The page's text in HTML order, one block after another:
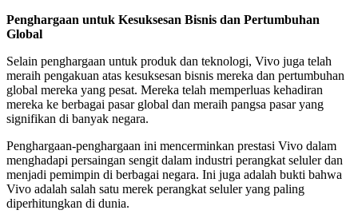
Penghargaan untuk Kesuksesan Bisnis dan Pertumbuhan
Global
Selain penghargaan untuk produk dan teknologi, Vivo juga telah
meraih pengakuan atas kesuksesan bisnis mereka dan pertumbuhan
global mereka yang pesat. Mereka telah memperluas kehadiran
mereka ke berbagai pasar global dan meraih pangsa pasar yang
signifikan di banyak negara.
Penghargaan-penghargaan ini mencerminkan prestasi Vivo dalam
menghadapi persaingan sengit dalam industri perangkat seluler dan
menjadi pemimpin di berbagai negara. Ini juga adalah bukti bahwa
Vivo adalah salah satu merek perangkat seluler yang paling
diperhitungkan di dunia.